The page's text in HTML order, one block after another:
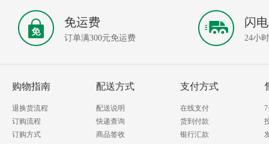
免运费
订单满300元免运费
闪
24小
购物指南
退换货流程
订购流程
订购方式
配送方式
配送说明
快递查询
商品签收
支付方式
在线支付
货到付款
银行汇款